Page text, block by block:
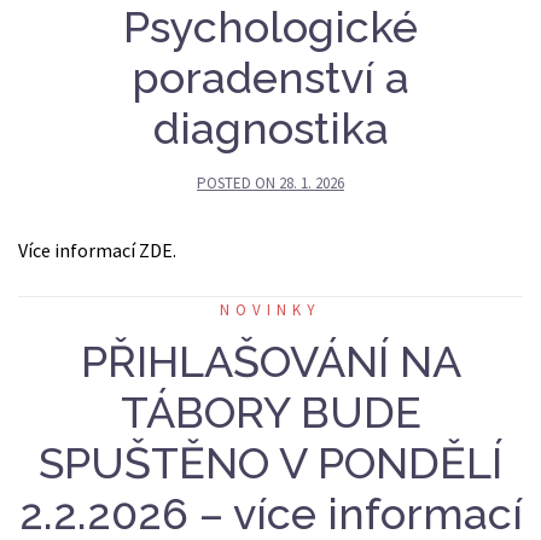
Psychologické
poradenství a
diagnostika
POSTED ON 28. 1. 2026
Více informací ZDE.
NOVINKY
PŘIHLAŠOVÁNÍ NA
TÁBORY BUDE
SPUŠTĚNO V PONDĚLÍ
2.2.2026 – více informací